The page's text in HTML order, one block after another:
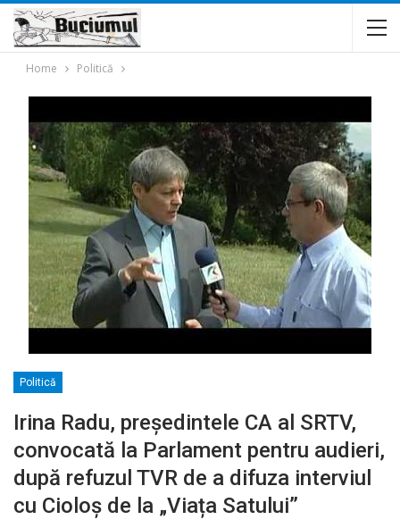
Home Politică
Politică
Irina Radu, președintele CA al SRTV,
convocată la Parlament pentru audieri,
după refuzul TVR de a difuza interviul
cu Cioloș de la „Viața Satului”